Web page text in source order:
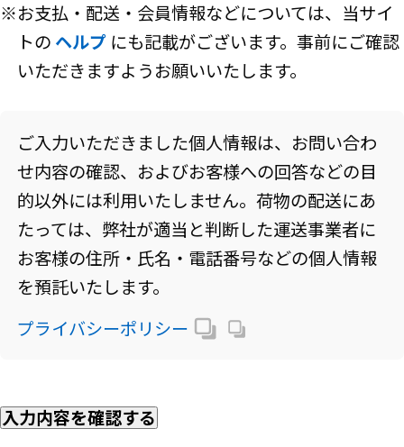
※お支払・配送・会員情報などについては、当サイ
トの ヘルプ にも記載がございます。事前にご確認
いただきますようお願いいたします。
ご入力いただきました個人情報は、お問い合わ
せ内容の確認、およびお客様への回答などの目
的以外には利用いたしません。荷物の配送にあ
たっては、弊社が適当と判断した運送事業者に
お客様の住所・氏名・電話番号などの個人情報
を預託いたします。
プライバシーポリシー
入力内容を確認する